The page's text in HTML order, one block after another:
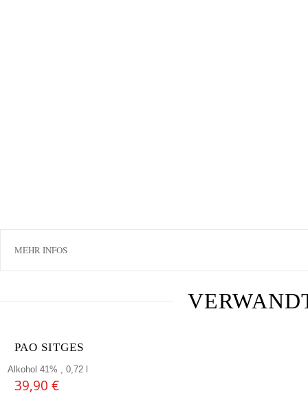
MEHR INFOS
PAO SITGES
Alkohol 41% , 0,72 l
39,90 €